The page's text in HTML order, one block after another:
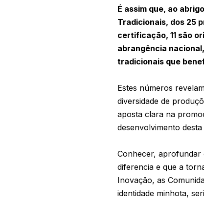
É assim que, ao
Tradicionais, dos 25
certificação, 11 são
abrangência
tradicionais que
Estes números
diversidade de
aposta clara na
desenvolvimento desta
Conhecer, aprofundar
diferencia e que a
Inovação, as
identidade minhota,